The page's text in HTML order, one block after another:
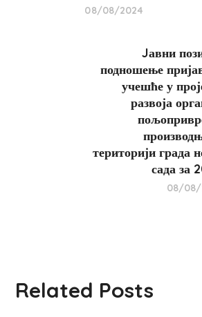
08/08/2024
Jавни
подношење
учешће у
развоја
територији града
сада за
08/08/
Related Posts